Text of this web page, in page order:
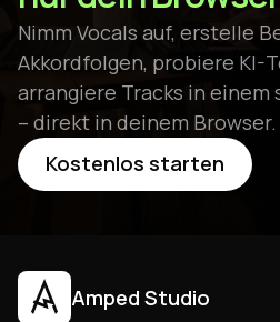
Nimm Vocals auf, erstelle
Akkordfolgen, probiere KI-
arrangiere Tracks in
– direkt in deinem Browser.
Kostenlos starten
Amped Studio